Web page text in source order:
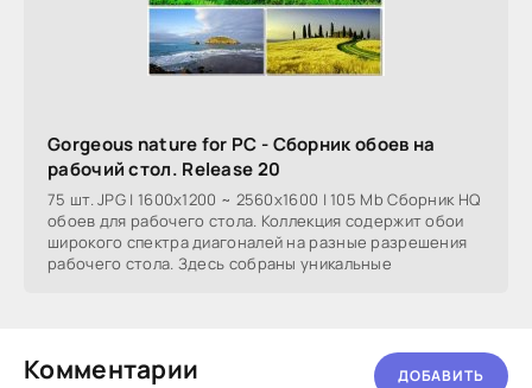
Gorgeous nature for PC - Сборник обоев на
рабочий стол. Release 20
75 шт. JPG | 1600x1200 ~ 2560x1600 | 105 Mb Сборник HQ
обоев для рабочего стола. Коллекция содержит обои
широкого спектра диагоналей на разные разрешения
рабочего стола. Здесь собраны уникальные
Комментарии ДОБАВИТЬ